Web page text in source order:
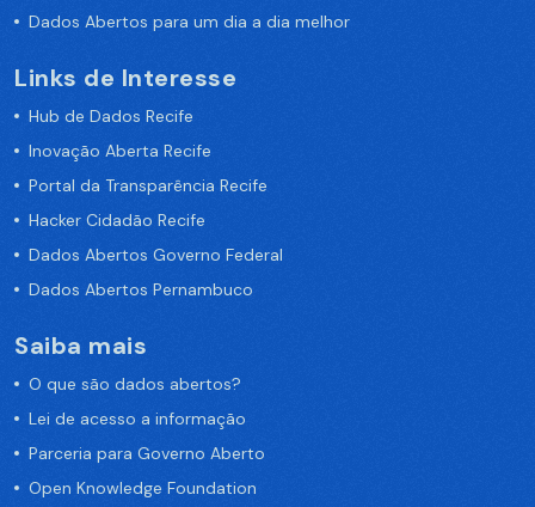
Dados Abertos para um dia a dia melhor
Links de Interesse
Hub de Dados Recife
Inovação Aberta Recife
Portal da Transparência Recife
Hacker Cidadão Recife
Dados Abertos Governo Federal
Dados Abertos Pernambuco
Saiba mais
O que são dados abertos?
Lei de acesso a informação
Parceria para Governo Aberto
Open Knowledge Foundation